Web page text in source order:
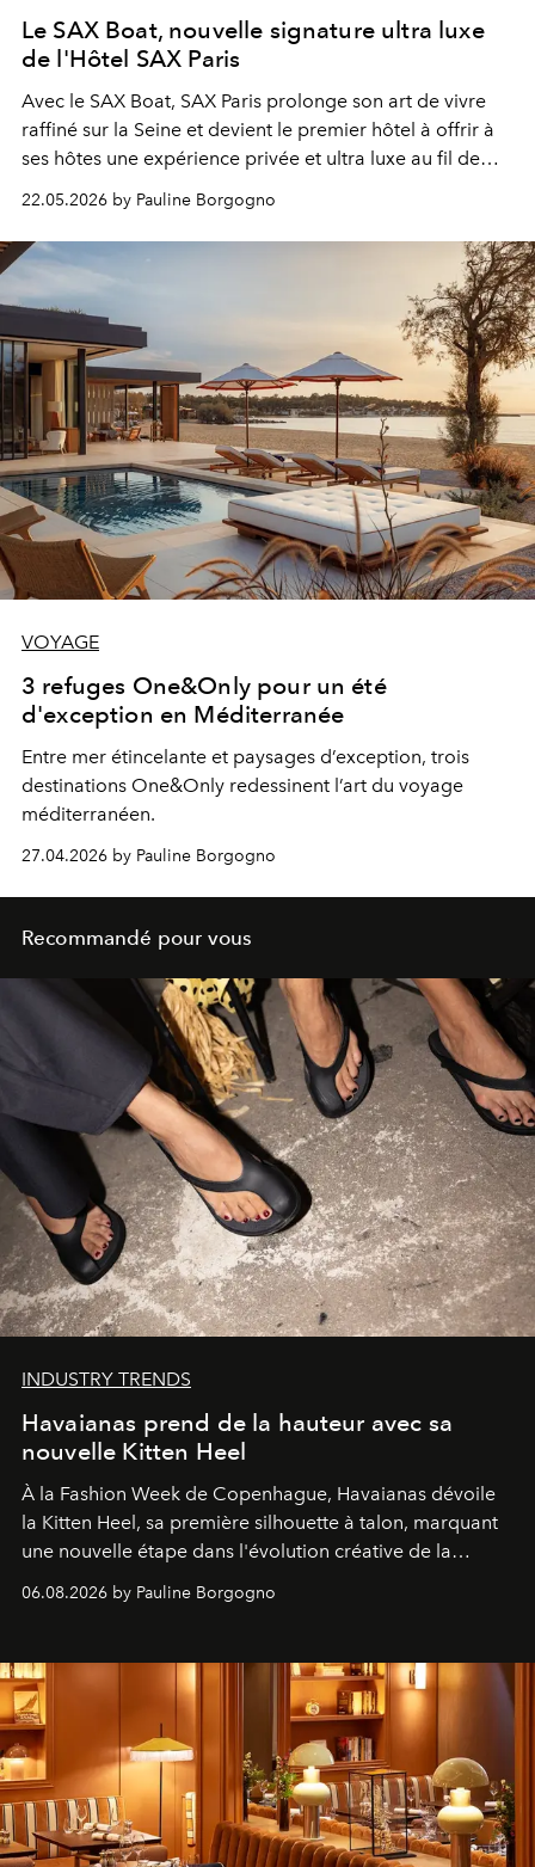
Le SAX Boat, nouvelle signature ultra luxe
de l'Hôtel SAX Paris
Avec le SAX Boat, SAX Paris prolonge son art de vivre
raffiné sur la Seine et devient le premier hôtel à offrir à
ses hôtes une expérience privée et ultra luxe au fil de
22.05.2026 by Pauline Borgogno
VOYAGE
3 refuges One&Only pour un été
d'exception en Méditerranée
Entre mer étincelante et paysages d’exception, trois
destinations One&Only redessinent l’art du voyage
méditerranéen.
27.04.2026 by Pauline Borgogno
Recommandé pour vous
INDUSTRY TRENDS
Havaianas prend de la hauteur avec sa
nouvelle Kitten Heel
À la Fashion Week de Copenhague, Havaianas dévoile
la Kitten Heel, sa première silhouette à talon, marquant
une nouvelle étape dans l'évolution créative de la
06.08.2026 by Pauline Borgogno